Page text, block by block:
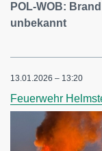
POL-WOB:
unbekannt
13.01.2026 – 13:20
Feuerwehr